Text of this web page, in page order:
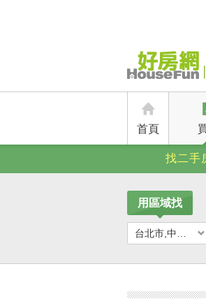
首頁
找二手
用區域找